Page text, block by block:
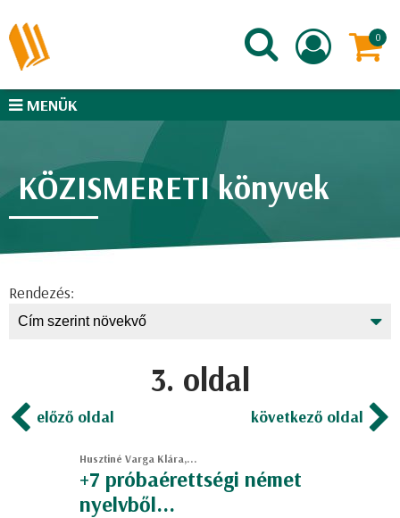
MENÜK
KÖZISMERETI könyvek
Rendezés:
3. oldal
előző oldal következő oldal
Husztiné Varga Klára,...
+7 próbaérettségi német
nyelvből...